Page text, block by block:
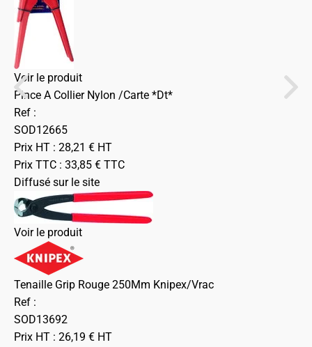
Voir le produit
Pince A Collier Nylon /Carte *Dt*
Ref :
SOD12665
Prix HT : 28,21 € HT
Prix TTC : 33,85 € TTC
Diffusé sur le site
Voir le produit
Tenaille Grip Rouge 250Mm Knipex/Vrac
Ref :
SOD13692
Prix HT : 26,19 € HT